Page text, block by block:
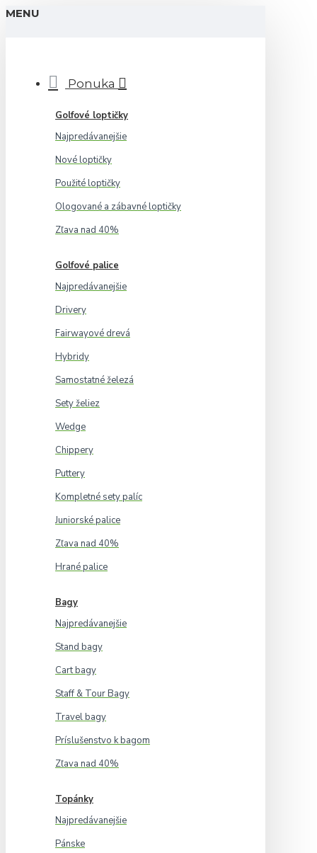
MENU
Ponuka
Golfové loptičky
Najpredávanejšie
Nové loptičky
Použité loptičky
Ologované a zábavné loptičky
Zľava nad 40%
Golfové palice
Najpredávanejšie
Drivery
Fairwayové drevá
Hybridy
Samostatné železá
Sety želiez
Wedge
Chippery
Puttery
Kompletné sety palíc
Juniorské palice
Zľava nad 40%
Hrané palice
Bagy
Najpredávanejšie
Stand bagy
Cart bagy
Staff & Tour Bagy
Travel bagy
Príslušenstvo k bagom
Zľava nad 40%
Topánky
Najpredávanejšie
Pánske